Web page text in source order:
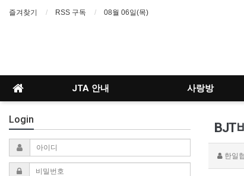
즐겨찾기 RSS 구독 08월 06일(목)
JTA 안내 사랑방
BJT
한일
Login